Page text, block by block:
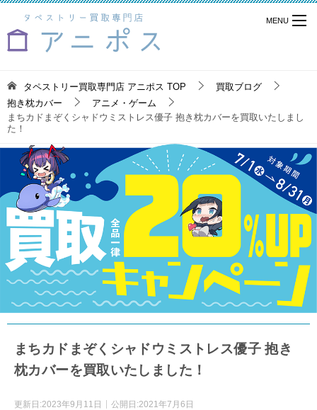
タペストリー買取専門店 アニポス TOP
買取ブログ
抱き枕カバー
アニメ・ゲーム
まちカドまぞくシャドウミストレス優子 抱き枕カバーを買取いたしまし
た！
まちカドまぞくシャドウミストレス優子 抱き
枕カバーを買取いたしました！
更新日:2023年9月11日 公開日:2021年7月6日